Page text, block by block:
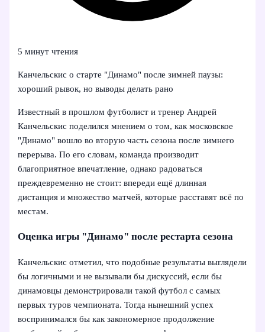
5 минут чтения
Канчельскис о старте "Динамо" после зимней паузы:
хороший рывок, но выводы делать рано
Известный в прошлом футболист и тренер Андрей
Канчельскис поделился мнением о том, как московское
"Динамо" вошло во вторую часть сезона после зимнего
перерыва. По его словам, команда производит
благоприятное впечатление, однако радоваться
преждевременно не стоит: впереди ещё длинная
дистанция и множество матчей, которые расставят всё по
местам.
Оценка игры "Динамо" после рестарта сезона
Канчельскис отметил, что подобные результаты выглядели
бы логичными и не вызывали бы дискуссий, если бы
динамовцы демонстрировали такой футбол с самых
первых туров чемпионата. Тогда нынешний успех
воспринимался бы как закономерное продолжение